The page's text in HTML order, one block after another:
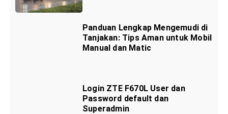
Panduan Lengkap Mengemudi di
Tanjakan: Tips Aman untuk Mobil
Manual dan Matic
Login ZTE F670L User dan
Password default dan
Superadmin